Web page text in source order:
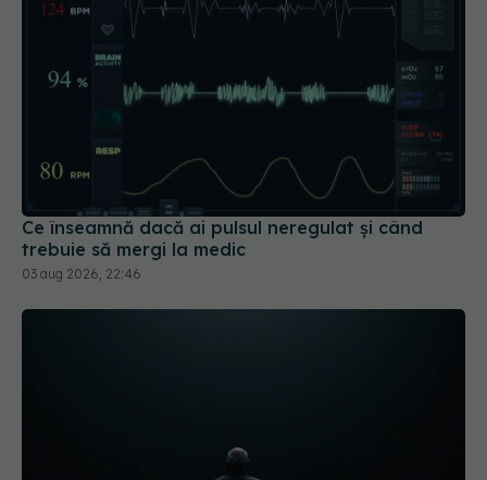
Ce înseamnă dacă ai pulsul neregulat și când
trebuie să mergi la medic
03 aug 2026, 22:46